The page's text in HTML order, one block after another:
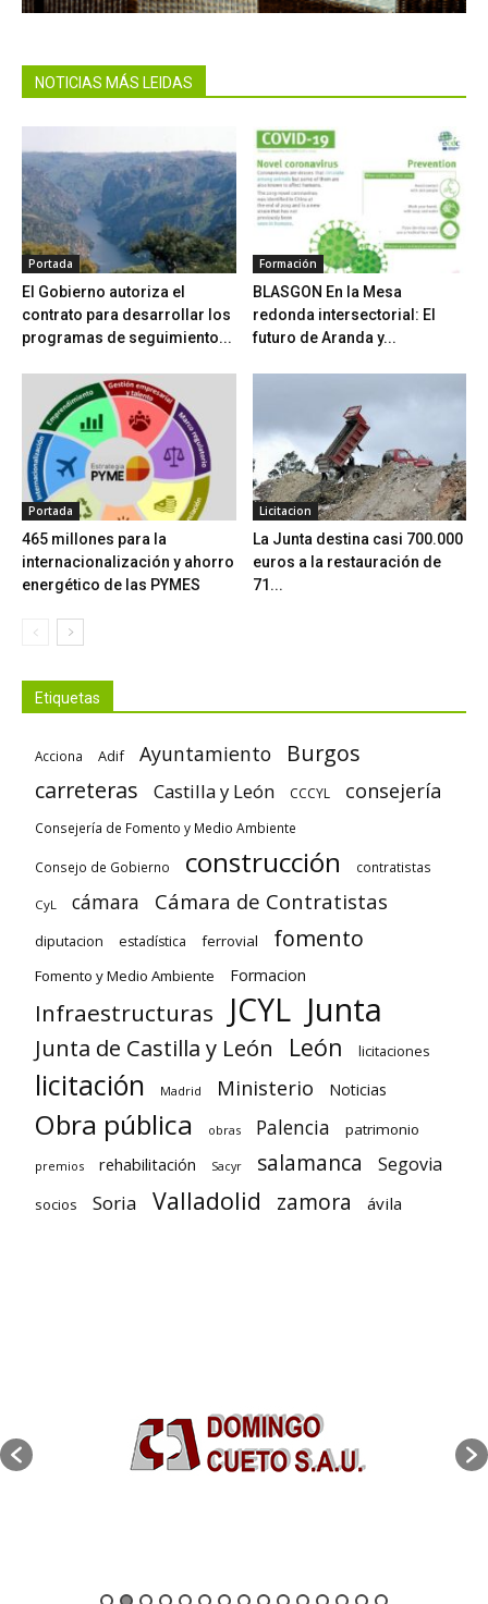
NOTICIAS MÁS LEIDAS
Portada
El Gobierno autoriza el
contrato para desarrollar los
programas de seguimiento...
Formación
BLASGON En la Mesa
redonda intersectorial: El
futuro de Aranda y...
Portada
465 millones para la
internacionalización y ahorro
energético de las PYMES
Licitacion
La Junta destina casi 700.000
euros a la restauración de
71...
Etiquetas
Acciona Adif Ayuntamiento
Burgos
carreteras
Castilla y León CCCYL consejería
Consejería de Fomento y Medio Ambiente
Consejo de Gobierno construcción contratistas
CyL cámara Cámara de Contratistas
diputacion estadística ferrovial fomento
Fomento y Medio Ambiente Formacion
Infraestructuras JCYL Junta
Junta de Castilla y León León licitaciones
licitación Madrid Ministerio Noticias
Obra pública obras Palencia patrimonio
premios rehabilitación Sacyr salamanca Segovia
socios Soria Valladolid zamora ávila